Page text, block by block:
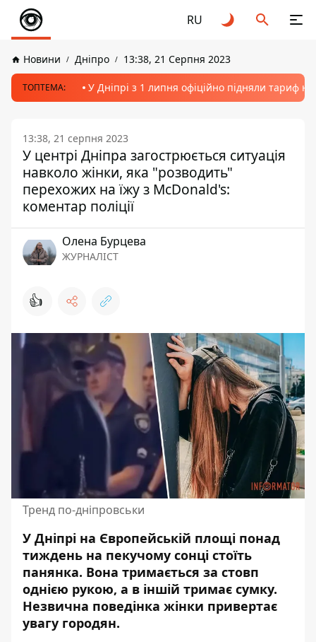
RU
Новини Дніпро 13:38, 21 Серпня 2023
ТОПТЕМА: У Дніпрі з 1 липня офіційно підняли тариф
13:38, 21 серпня 2023
У центрі Дніпра загострюється ситуація
навколо жінки, яка "розводить"
перехожих на їжу з McDonald's:
коментар поліції
Олена Бурцева
ЖУРНАЛІСТ
👍
Тренд по-дніпровськи
У Дніпрі на Європейській площі понад
тиждень на пекучому сонці стоїть
панянка. Вона тримається за стовп
однією рукою, а в іншій тримає сумку.
Незвична поведінка жінки привертає
увагу городян.